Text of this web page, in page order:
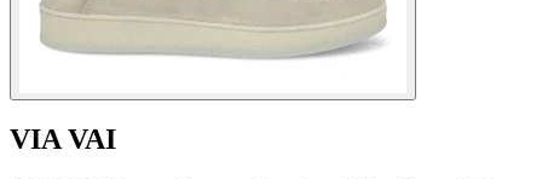
VIA VAI